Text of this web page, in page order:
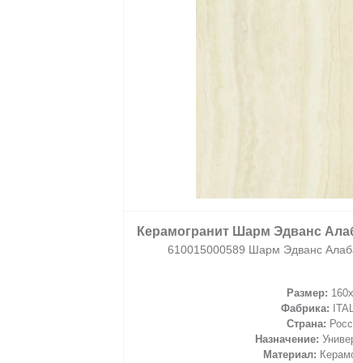
Керамогранит Шарм Эдванс
610015000589 Шарм Эдванс
Размер:
Фабрика:
Страна:
Назначение:
Материал: